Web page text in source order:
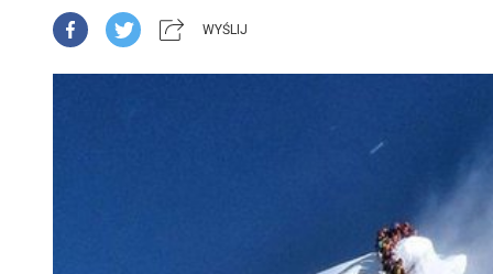
WYŚLIJ